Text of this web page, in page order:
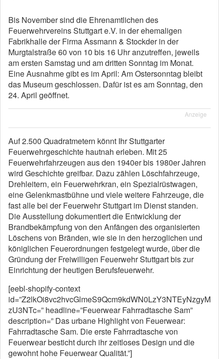
Bis November sind die Ehrenamtlichen des
Feuerwehrvereins Stuttgart e.V. in der ehemaligen
Fabrikhalle der Firma Assmann & Stockder in der
Murgtalstraße 60 von 10 bis 16 Uhr anzutreffen, jeweils
am ersten Samstag und am dritten Sonntag im Monat.
Eine Ausnahme gibt es im April: Am Ostersonntag bleibt
das Museum geschlossen. Dafür ist es am Sonntag, den
24. April geöffnet.
Anzeige
Auf 2.500 Quadratmetern könnt Ihr Stuttgarter
Feuerwehrgeschichte hautnah erleben. Mit 25
Feuerwehrfahrzeugen aus den 1940er bis 1980er Jahren
wird Geschichte greifbar. Dazu zählen Löschfahrzeuge,
Drehleitern, ein Feuerwehrkran, ein Spezialrüstwagen,
eine Gelenkmastbühne und viele weitere Fahrzeuge, die
fast alle bei der Feuerwehr Stuttgart im Dienst standen.
Die Ausstellung dokumentiert die Entwicklung der
Brandbekämpfung von den Anfängen des organisierten
Löschens von Bränden, wie sie in den herzoglichen und
königlichen Feuerordnungen festgelegt wurde, über die
Gründung der Freiwilligen Feuerwehr Stuttgart bis zur
Einrichtung der heutigen Berufsfeuerwehr.
[eebl-shopify-context
id=”Z2lkOi8vc2hvcGlmeS9Qcm9kdWN0LzY3NTEyNzgyM
zU3NTc=” headline=”Feuerwear Fahrradtasche Sam”
description=” Das urbane Highlight von Feuerwear:
Fahrradtasche Sam. Die erste Fahrradtasche von
Feuerwear besticht durch ihr zeitloses Design und die
gewohnt hohe Feuerwear Qualität.”]